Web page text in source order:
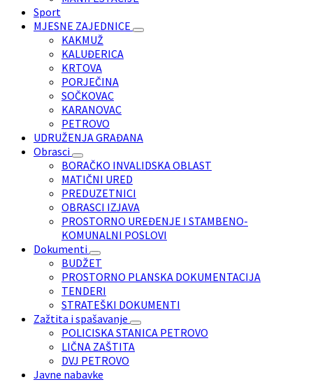
Sport
MJESNE ZAJEDNICE
KAKMUŽ
KALUĐERICA
KRTOVA
PORJEČINA
SOČKOVAC
KARANOVAC
PETROVO
UDRUŽENJA GRAĐANA
Obrasci
BORAČKO INVALIDSKA OBLAST
MATIČNI URED
PREDUZETNICI
OBRASCI IZJAVA
PROSTORNO UREĐENJE I STAMBENO-
KOMUNALNI POSLOVI
Dokumenti
BUDŽET
PROSTORNO PLANSKA DOKUMENTACIJA
TENDERI
STRATEŠKI DOKUMENTI
Zažtita i spašavanje
POLICISKA STANICA PETROVO
LIČNA ZAŠTITA
DVJ PETROVO
Javne nabavke